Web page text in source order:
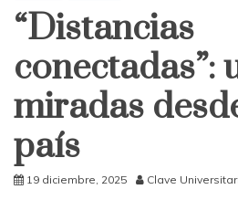
“Distancias
conectadas”:
miradas
país
19 diciembre, 2025 Clave